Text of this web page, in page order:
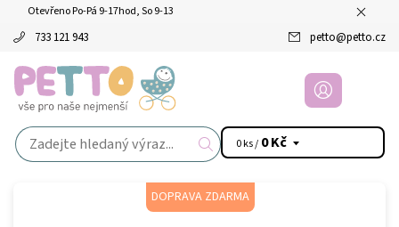
Otevřeno Po-Pá 9-17hod, So 9-13
733 121 943 petto@petto.cz
0 ks / 0 Kč
DOPRAVA ZDARMA